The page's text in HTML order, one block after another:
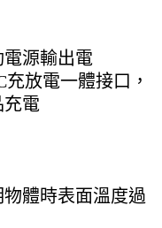
源輸出電
放電一體接口，
充電
體時表面溫度過